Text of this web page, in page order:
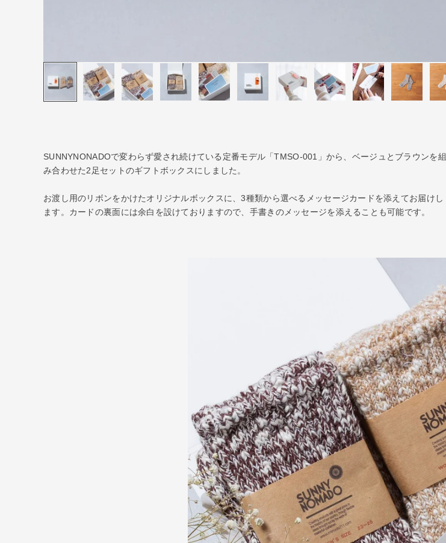
SUNNYNONADOで変わらず愛され続けている定番モデル「TMSO-001」から、ベージュとブラウンを組
み合わせた2足セットのギフトボックスにしました。
お渡し用のリボンをかけたオリジナルボックスに、3種類から選べるメッセージカードを添えてお届けし
ます。カードの裏面には余白を設けておりますので、手書きのメッセージを添えることも可能です。